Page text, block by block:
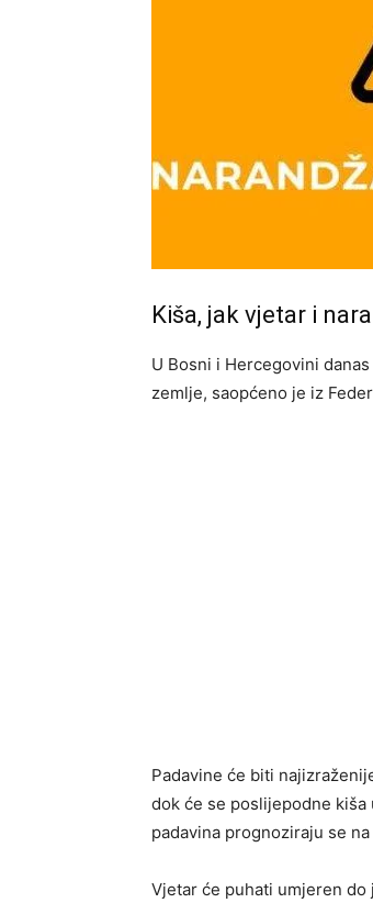
Kiša, jak vjetar i
U Bosni i Hercegovini
zemlje, saopćeno je iz
Padavine će biti
dok će se poslijepodne kiša
padavina prognoziraju se
Vjetar će puhati umjeren